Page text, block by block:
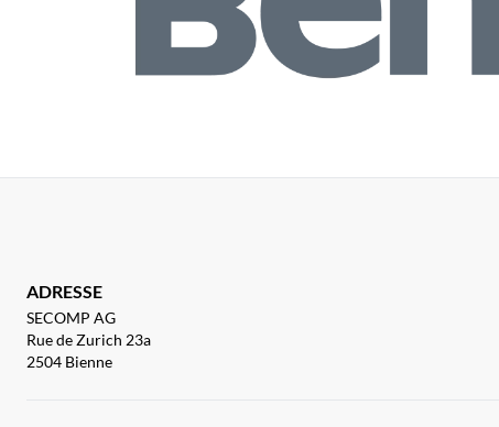
ADRESSE
SECOMP AG
Rue de Zurich 23a
2504 Bienne